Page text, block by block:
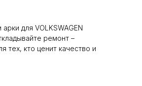
для VOLKSWAGEN
ремонт –
тех, кто ценит качество и